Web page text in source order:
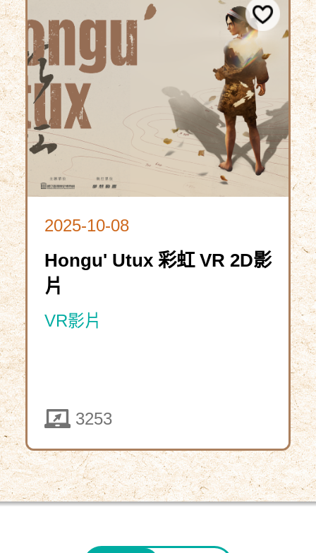
2025-10-08
Hongu' Utux 彩虹 VR 2D影
片
VR影片
3253
教
下
載
資